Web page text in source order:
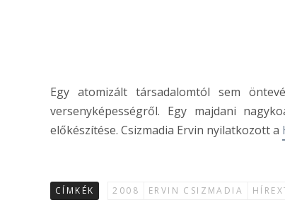
Egy atomizált társadalomtól sem
versenyképességről. Egy majdani
előkészítése. Csizmadia Ervin nyilatkozott a
CÍMKÉK 2008 ERVIN CSIZMADIA